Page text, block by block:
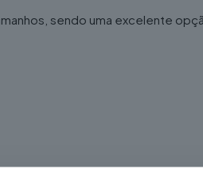
sendo uma excelente